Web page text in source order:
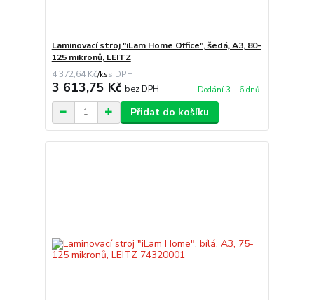
Laminovací stroj "iLam Home Office", šedá, A3, 80-
125 mikronů, LEITZ
4 372,64 Kč/ks
3 613,75 Kč bez DPH Dodání 3 – 6 dnů
Přidat do košíku